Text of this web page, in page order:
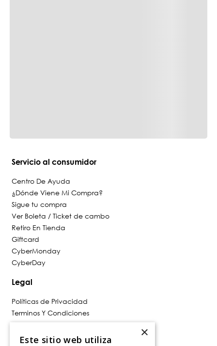
Servicio al consumidor
Centro De Ayuda
¿Dónde Viene Mi Compra?
Sigue tu compra
Ver Boleta / Ticket de cambo
Retiro En Tienda
Giftcard
CyberMonday
CyberDay
Legal
Políticas de Privacidad
Terminos Y Condiciones
Políticas De Despacho
Cambios, Retracto Y Garantía
×
Este sitio web utiliza